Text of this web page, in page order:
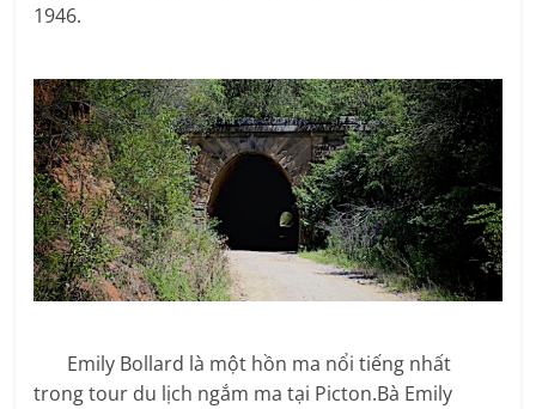
1946.
Emily Bollard là một hồn ma nổi tiếng nhất
trong tour du lịch ngắm ma tại Picton.Bà Emily